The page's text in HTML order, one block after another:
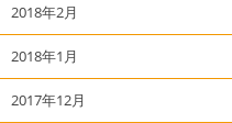
2018年2月
2018年1月
2017年12月